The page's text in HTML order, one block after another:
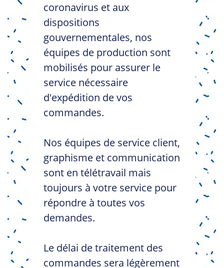
coronavirus et aux
dispositions
gouvernementales, nos
équipes de production sont
mobilisés pour assurer le
service nécessaire
d'expédition de vos
commandes.
Nos équipes de service client,
graphisme et communication
sont en télétravail mais
toujours à votre service pour
répondre à toutes vos
demandes.
Le délai de traitement des
commandes sera légèrement